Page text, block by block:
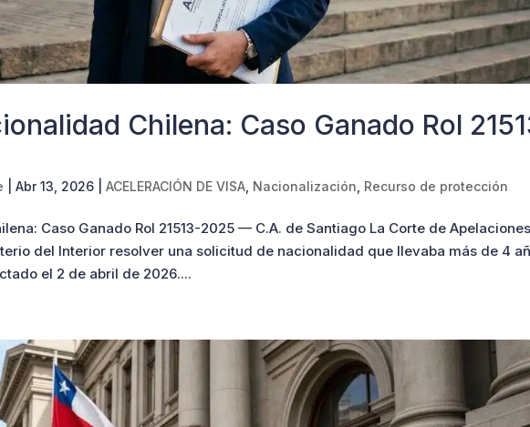
Chilena: Caso Ganado Rol
|Abr 13, 2026 |ACELERACIÓN DE VISA Nacionalización Recurso de protección
Caso Ganado Rol 21513-2025 — C.A. de Santiago La Corte de
del Interior resolver una solicitud de nacionalidad que llevaba más de 4
el 2 de abril de 2026....